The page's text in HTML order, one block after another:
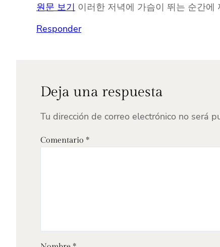
원문 보기 이러한 저녁에 가슴이 뛰는 순간
Responder
Deja una respuesta
Tu dirección de correo electrónico no será
Comentario *